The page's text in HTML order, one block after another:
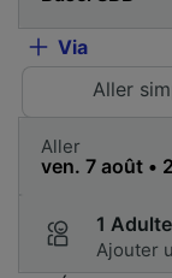
Via
Aller
Aller
1
Ajouter